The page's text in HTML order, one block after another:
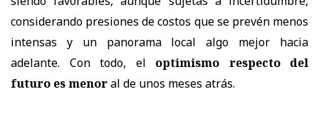
considerando presiones de costos que se prevén menos
intensas y un panorama local algo mejor hacia
adelante. Con todo, el optimismo respecto del
futuro es menoral de unos meses atrás.